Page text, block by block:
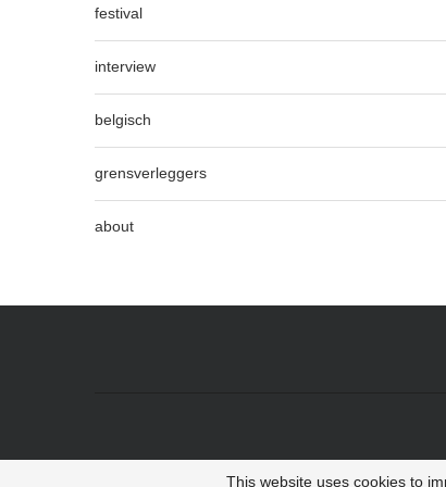
festival
interview
belgisch
grensverleggers
about
This website uses cookies to